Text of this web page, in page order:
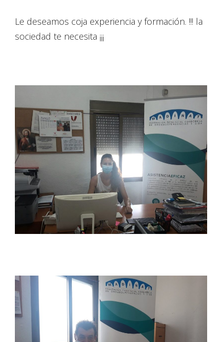
Le deseamos coja experiencia y formación. !!! la
sociedad te necesita ¡¡¡